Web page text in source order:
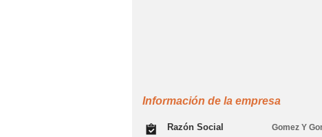
Información de la empresa
Razón Social Gomez Y